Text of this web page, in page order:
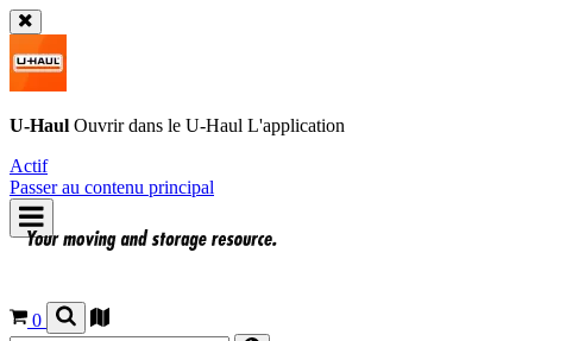
U-Haul Ouvrir dans le U-Haul L'application
Actif
Passer au contenu principal
0